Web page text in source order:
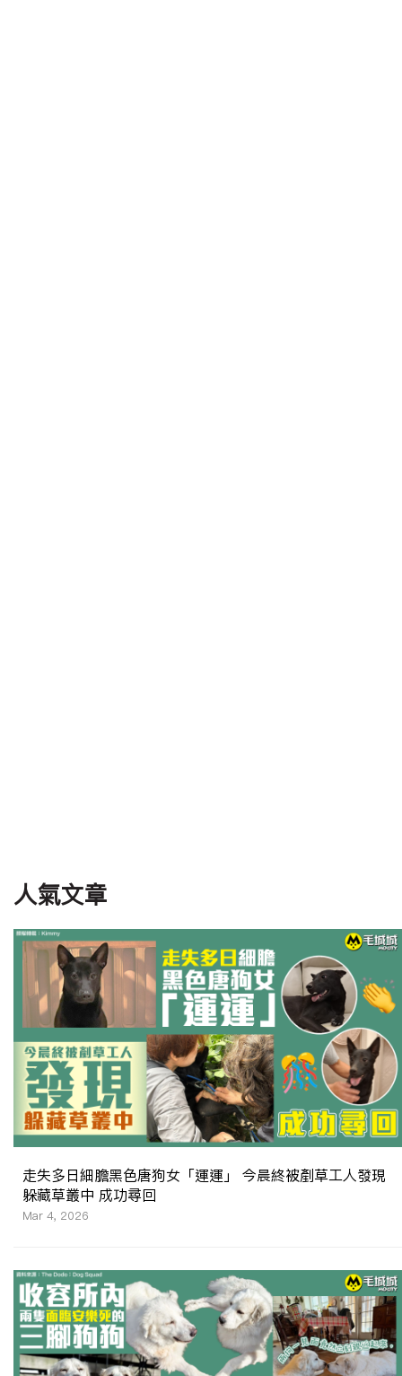
人氣文章
走失多日細膽黑色唐狗女「運運」 今晨終被剷草工人發現
躲藏草叢中 成功尋回
Mar 4, 2026